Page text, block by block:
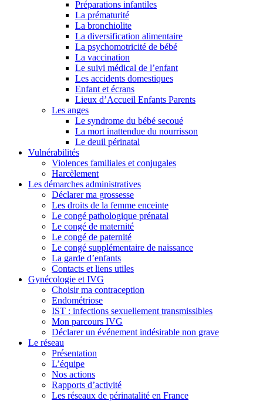
Préparations infantiles
La prématurité
La bronchiolite
La diversification alimentaire
La psychomotricité de bébé
La vaccination
Le suivi médical de l’enfant
Les accidents domestiques
Enfant et écrans
Lieux d’Accueil Enfants Parents
Les anges
Le syndrome du bébé secoué
La mort inattendue du nourrisson
Le deuil périnatal
Vulnérabilités
Violences familiales et conjugales
Harcèlement
Les démarches administratives
Déclarer ma grossesse
Les droits de la femme enceinte
Le congé pathologique prénatal
Le congé de maternité
Le congé de paternité
Le congé supplémentaire de naissance
La garde d’enfants
Contacts et liens utiles
Gynécologie et IVG
Choisir ma contraception
Endométriose
IST : infections sexuellement transmissibles
Mon parcours IVG
Déclarer un événement indésirable non grave
Le réseau
Présentation
L’équipe
Nos actions
Rapports d’activité
Les réseaux de périnatalité en France